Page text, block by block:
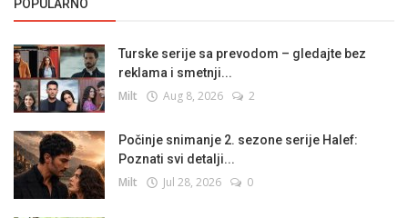
POPULARNO
Turske serije sa prevodom – gledajte bez
reklama i smetnji...
Milt Aug 8, 2026 2
Počinje snimanje 2. sezone serije Halef:
Poznati svi detalji...
Milt Jul 28, 2026 0